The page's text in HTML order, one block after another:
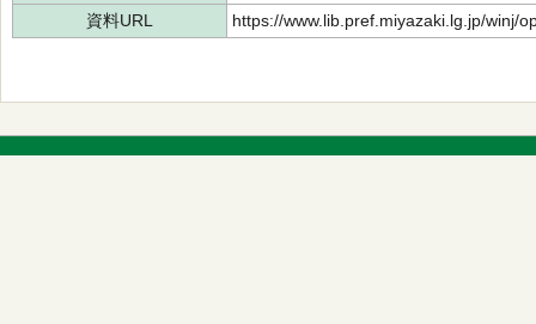
資料URL
https://www.lib.pref.miyazaki.lg.jp/winj/